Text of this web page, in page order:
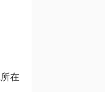
在